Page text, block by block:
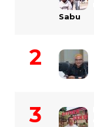
Sabu